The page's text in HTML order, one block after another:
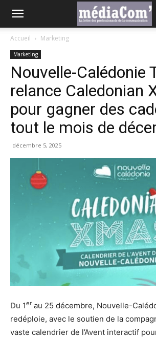
Accueil Marketing
Marketing
Nouvelle-Calédonie
relance Caledonian
pour gagner des
tout le mois de
décembre 5, 2025
Du 1er au 25 décembre, Nouvelle-
redéploie, avec le soutien de la
vaste calendrier de l’Avent interactif